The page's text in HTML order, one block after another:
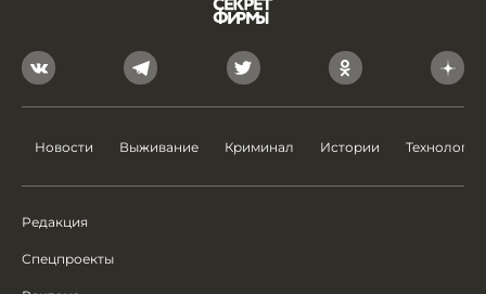
Новости Выживание Криминал Истории Технологии
Редакция
Спецпроекты